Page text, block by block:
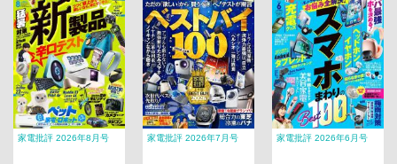
家電批評 2026年8月号 家電批評 2026年7月号 家電批評 2026年6月号